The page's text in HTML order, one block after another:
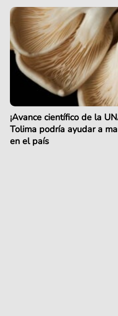
¡Avance científico de la
Tolima podría ayudar a
en el país